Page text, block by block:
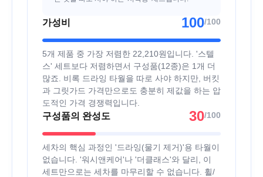
가성비 100/100
5개 제품 중 가장 저렴한 22,210원입니다. '스텔
스' 세트보다 저렴하면서 구성품(12종)은 1개 더
많죠. 비록 드라잉 타월을 따로 사야 하지만, 버킷
과 그릿가드 가격만으로도 충분히 제값을 하는 압
도적인 가격 경쟁력입니다.
구성품의 완성도 30/100
세차의 핵심 과정인 '드라잉(물기 제거)'용 타월이
없습니다. '워시앤케어'나 '더클래스'와 달리, 이
세트만으로는 세차를 마무리할 수 없습니다. 휠/